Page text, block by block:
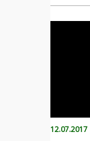
12.07.2017